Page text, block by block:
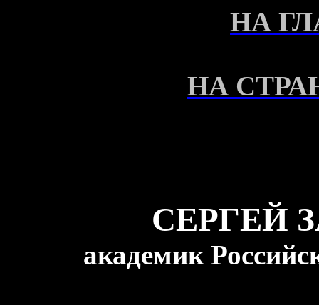
НА
НА
СЕРГЕЙ
академик